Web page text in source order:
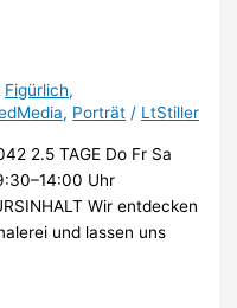
Figürlich,
, Porträt / LtStiller
2.5 TAGE Do Fr Sa
9:30–14:00 Uhr
Wir entdecken
und lassen uns